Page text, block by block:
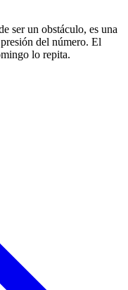
ser un obstáculo, es una
del número. El
lo repita.